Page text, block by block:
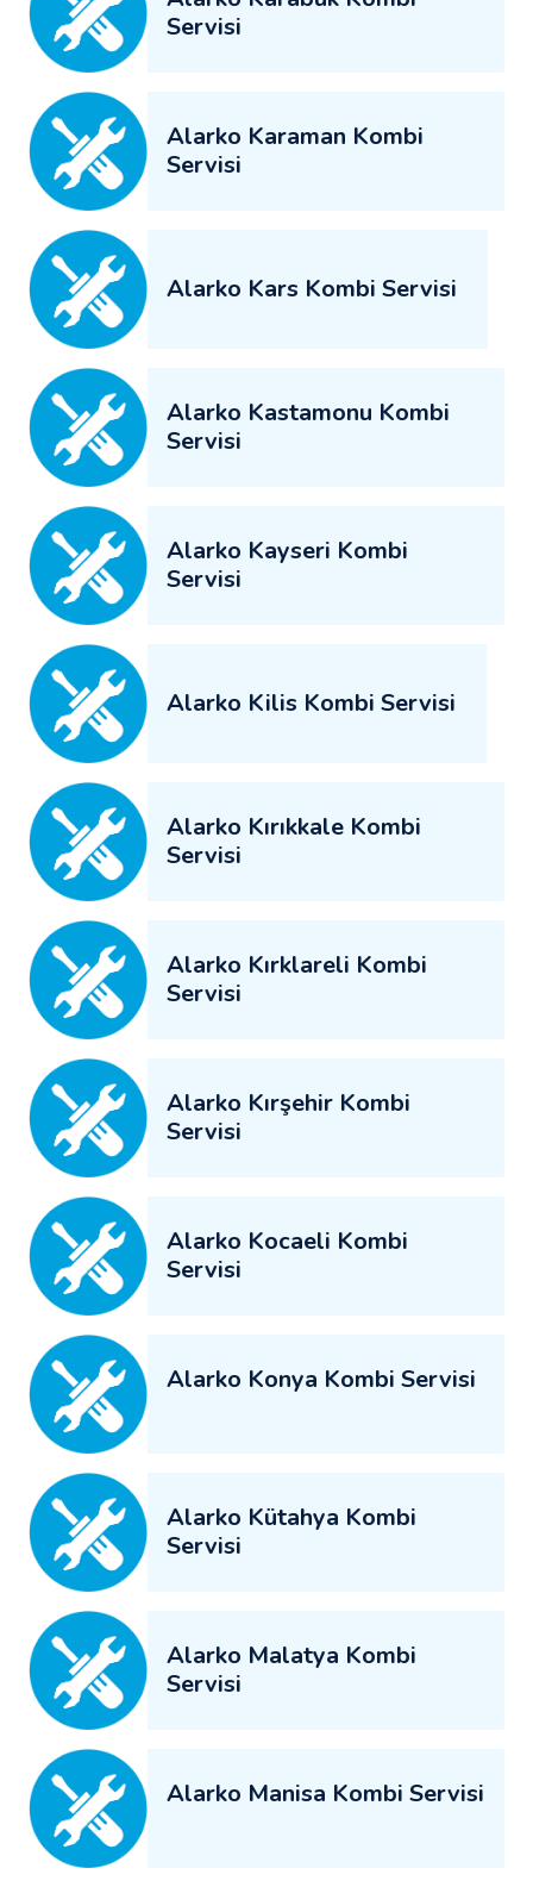
Servisi
Alarko Karaman Kombi
Servisi
Alarko Kars Kombi Servisi
Alarko Kastamonu Kombi
Servisi
Alarko Kayseri Kombi
Servisi
Alarko Kilis Kombi Servisi
Alarko Kırıkkale Kombi
Servisi
Alarko Kırklareli Kombi
Servisi
Alarko Kırşehir Kombi
Servisi
Alarko Kocaeli Kombi
Servisi
Alarko Konya Kombi Servisi
Alarko Kütahya Kombi
Servisi
Alarko Malatya Kombi
Servisi
Alarko Manisa Kombi Servisi